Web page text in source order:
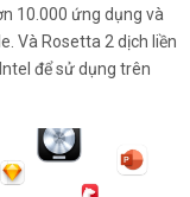
10.000 ứng dụng và
Và Rosetta 2 dịch liền
để sử dụng trên